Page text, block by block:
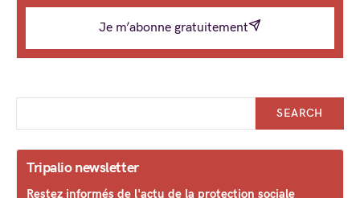
Je m’abonne gratuitement
SEARCH
Tripalio newsletter
Restez informés de l'actu de la protection sociale